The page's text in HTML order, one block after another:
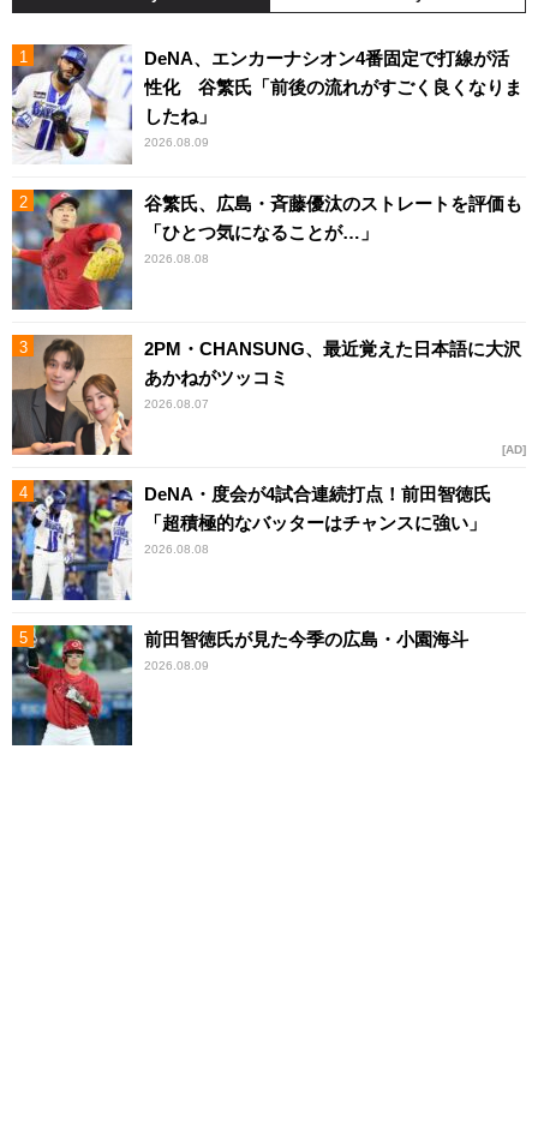
DeNA、エンカーナシオン4番固定で打線が活
性化 谷繁氏「前後の流れがすごく良くなりま
したね」
2026.08.09
谷繁氏、広島・斉藤優汰のストレートを評価も
「ひとつ気になることが…」
2026.08.08
2PM・CHANSUNG、最近覚えた日本語に大沢
あかねがツッコミ
2026.08.07
AD
DeNA・度会が4試合連続打点！前田智徳氏
「超積極的なバッターはチャンスに強い」
2026.08.08
前田智徳氏が見た今季の広島・小園海斗
2026.08.09